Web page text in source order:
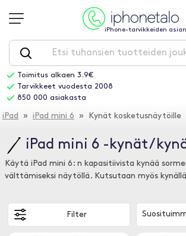
iPhone-tarvikkeiden
Toimitus alkaen 3.9€
Tarvikkeet vuodesta 2008
850 000 asiakasta
iPad » iPad mini 6 » Kynät kosketusnäytöille
iPad mini 6 -kynät /
Käytä iPad mini 6: n kapasitiivista kynää
välttämiseksi näytöllä. Kutsutaan myös
Filter